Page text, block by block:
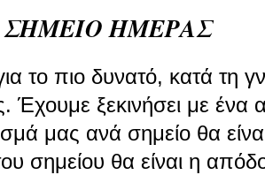
ΗΜΕΡΑΣ
το πιο δυνατό, κατά τη
Έχουμε ξεκινήσει με ένα
μας ανά σημείο θα
σημείου θα είναι η